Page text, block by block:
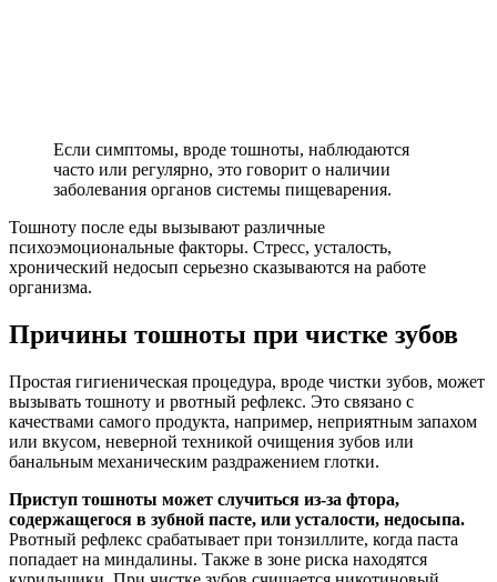
Если симптомы, вроде тошноты, наблюдаются
часто или регулярно, это говорит о наличии
заболевания органов системы пищеварения.
Тошноту после еды вызывают различные
психоэмоциональные факторы. Стресс, усталость,
хронический недосып серьезно сказываются на работе
организма.
Причины тошноты при чистке зубов
Простая гигиеническая процедура, вроде чистки зубов, может
вызывать тошноту и рвотный рефлекс. Это связано с
качествами самого продукта, например, неприятным запахом
или вкусом, неверной техникой очищения зубов или
банальным механическим раздражением глотки.
Приступ тошноты может случиться из-за фтора,
содержащегося в зубной пасте, или усталости, недосыпа.
Рвотный рефлекс срабатывает при тонзиллите, когда паста
попадает на миндалины. Также в зоне риска находятся